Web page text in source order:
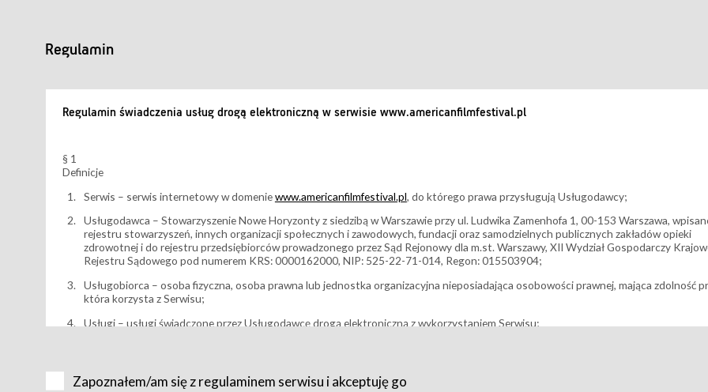
Regulamin
Regulamin świadczenia usług drogą elektroniczną w serwisie www.americanfilmfestival.pl
§ 1
Definicje
Serwis – serwis internetowy w domeniewww.americanfilmfestival.pl, do którego prawa przysługują Usługodawcy;
Usługodawca – Stowarzyszenie Nowe Horyzonty z siedzibą w Warszawie przy ul. Ludwika Zamenhofa 1, 00-153 Warszawa,
rejestru stowarzyszeń, innych organizacji społecznych i zawodowych, fundacji oraz samodzielnych publicznych zakładów opieki
zdrowotnej i do rejestru przedsiębiorców prowadzonego przez Sąd Rejonowy dla m.st. Warszawy, XII Wydział Gospodarczy
Rejestru Sądowego pod numerem KRS: 0000162000, NIP: 525-22-71-014, Regon: 015503904;
Usługobiorca – osoba fizyczna, osoba prawna lub jednostka organizacyjna nieposiadająca osobowości prawnej, mająca zdolność
która korzysta z Serwisu;
Usługi – usługi świadczone przez Usługodawcę drogą elektroniczną z wykorzystaniem Serwisu;
Karnety – wybrane dokumenty potwierdzające zawarcie umowy z Usługodawcą i uprawniające do wzięcia udziału w Wydarzeniu,
Zapoznałem/am się z regulaminem serwisu i akceptuję go